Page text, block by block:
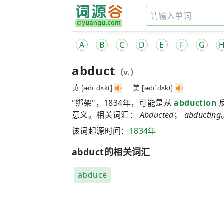
A B C D E F G H
abduct （v.）
英 [æbˈdʌkt] 美 [æbˈdʌkt]
"绑架"，1834年，可能是从abduction
意义。相关词汇：Abducted； abducting。
该词起源时间： 1834年
abduct的相关词汇
abduce